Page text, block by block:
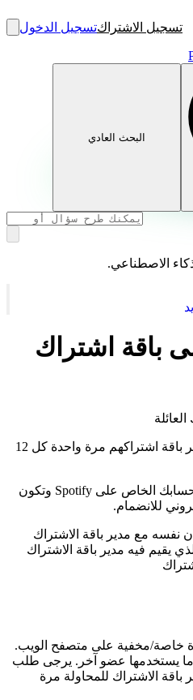
تسجيل الاشتراكتسجيل الدخول
البحث العادي
الاصطناعي.
باقة اشتراك
يمكن لأعضاء باقة الاشتراك تغيير باقة اشتراكهم مرة واحدة كل 12
يجب عليك تسجيل الدخول إلى حسابك الخاص على Spotify وتكون
للانضمام.
نفسه مع مدير باقة الاشتراك
يقيم فيه مدير باقة الاشتراك
خاصة/مخفية على متصفح الويب.
يستخدمها عضو آخر. يرجى طلب
باقة الاشتراك للمحاولة مرة